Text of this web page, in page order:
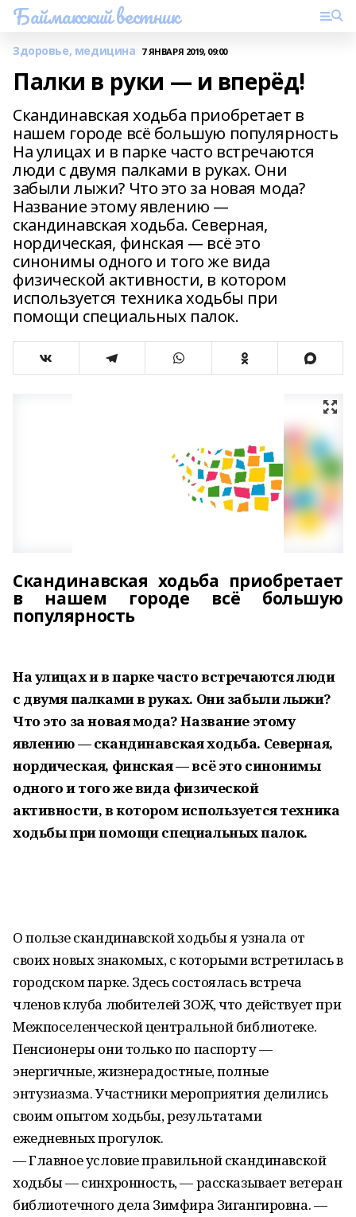
Баймакский вестник
Здоровье, медицина 7 ЯНВАРЯ 2019, 09:00
Палки в руки — и вперёд!
Скандинавская ходьба приобретает в
нашем городе всё большую популярность
На улицах и в парке часто встречаются
люди с двумя палками в руках. Они
забыли лыжи? Что это за новая мода?
Название этому явлению —
скандинавская ходьба. Северная,
нордическая, финская — всё это
синонимы одного и того же вида
физической активности, в котором
используется техника ходьбы при
помощи специальных палок.
Скандинавская ходьба приобретает
в нашем городе всё большую
популярность
На улицах и в парке часто встречаются люди
с двумя палками в руках. Они забыли лыжи?
Что это за новая мода? Название этому
явлению — скандинавская ходьба. Северная,
нордическая, финская — всё это синонимы
одного и того же вида физической
активности, в котором используется техника
ходьбы при помощи специальных палок.
О пользе скандинавской ходьбы я узнала от
своих новых знакомых, с которыми встретилась в
городском парке. Здесь состоялась встреча
членов клуба любителей ЗОЖ, что действует при
Межпоселенческой центральной библиотеке.
Пенсионеры они только по паспорту —
энергичные, жизнерадостные, полные
энтузиазма. Участники мероприятия делились
своим опытом ходьбы, результатами
ежедневных прогулок.
— Главное условие правильной скандинавской
ходьбы — синхронность, — рассказывает ветеран
библиотечного дела Зимфира Зигангировна. —